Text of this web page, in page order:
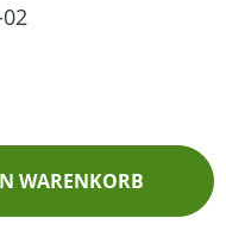
WARENKORB